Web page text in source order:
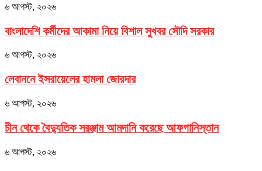
৬ আগস্ট, ২০২৬
বাংলাদেশি কর্মীদের আকামা নিয়ে বিশাল সুখবর সৌদি সরকার
৬ আগস্ট, ২০২৬
লেবাননে ইসরায়েলের হামলা জোরদার
৬ আগস্ট, ২০২৬
চীন থেকে বৈদ্যুতিক সরঞ্জাম আমদানি করেছে আফগানিস্তান
৬ আগস্ট, ২০২৬